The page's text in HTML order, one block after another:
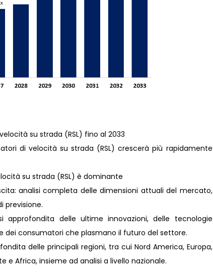
su strada (RSL) fino al 2033
di velocità su strada (RSL) crescerà più rapidamente
su strada (RSL) è dominante
analisi completa delle dimensioni attuali del mercato,
previsione.
approfondita delle ultime innovazioni, delle tecnologie
dei consumatori che plasmano il futuro del settore.
delle principali regioni, tra cui Nord America, Europa,
e Africa, insieme ad analisi a livello nazionale.